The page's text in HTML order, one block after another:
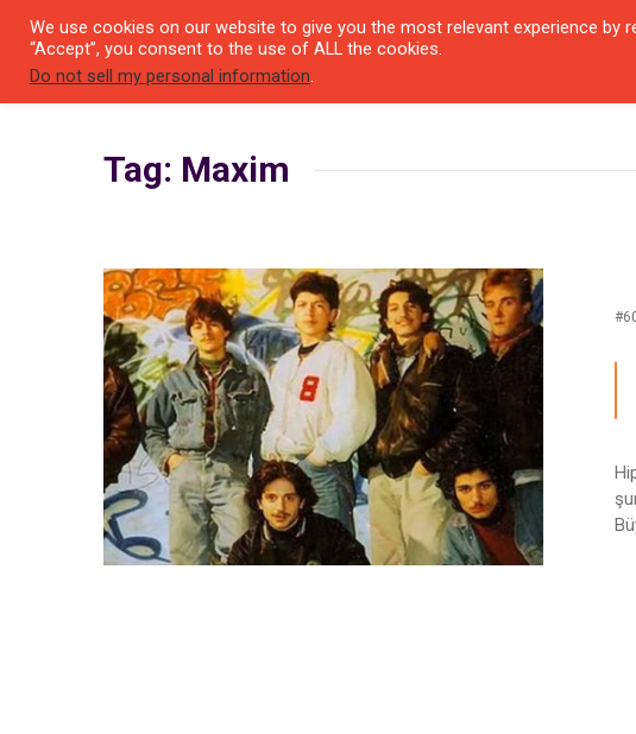
SEYIR QUARTIER
Tag: Maxim
We use cookies on our website to give you the most relevant experience by
“Accept”, you consent to the use of ALL the cookies.
Do not sell my personal information.